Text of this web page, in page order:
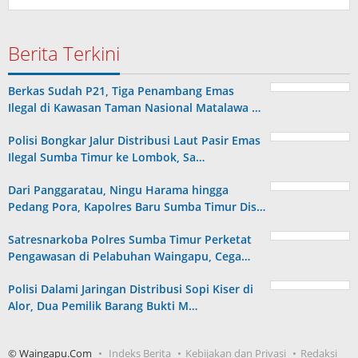
Berita Terkini
Berkas Sudah P21, Tiga Penambang Emas
Ilegal di Kawasan Taman Nasional Matalawa …
Polisi Bongkar Jalur Distribusi Laut Pasir Emas
Ilegal Sumba Timur ke Lombok, Sa…
Dari Panggaratau, Ningu Harama hingga
Pedang Pora, Kapolres Baru Sumba Timur Dis…
Satresnarkoba Polres Sumba Timur Perketat
Pengawasan di Pelabuhan Waingapu, Cega…
Polisi Dalami Jaringan Distribusi Sopi Kiser di
Alor, Dua Pemilik Barang Bukti M…
© Waingapu.Com Indeks Berita Kebijakan dan Privasi Redaksi